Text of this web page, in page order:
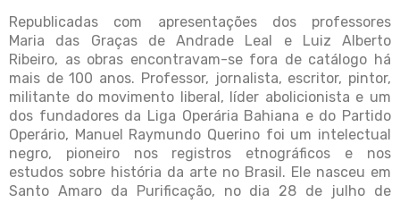
Republicadas com apresentações dos professores
Maria das Graças de Andrade Leal e Luiz Alberto
Ribeiro, as obras encontravam-se fora de catálogo há
mais de 100 anos. Professor, jornalista, escritor, pintor,
militante do movimento liberal, líder abolicionista e um
dos fundadores da Liga Operária Bahiana e do Partido
Operário, Manuel Raymundo Querino foi um intelectual
negro, pioneiro nos registros etnográficos e nos
estudos sobre história da arte no Brasil. Ele nasceu em
Santo Amaro da Purificação, no dia 28 de julho de